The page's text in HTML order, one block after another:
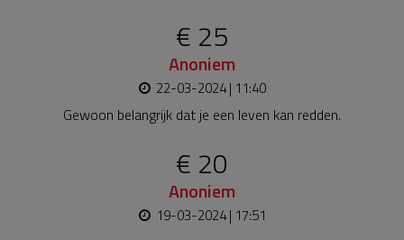
€ 25
Anoniem
22-03-2024 | 11:40
Gewoon belangrijk dat je een leven kan redden.
€ 20
Anoniem
19-03-2024 | 17:51